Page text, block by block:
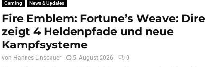
Gaming News & Updates
Fire Emblem: Fortune’s Weave:
zeigt 4 Heldenpfade und neue
Kampfsysteme
von Hannes Linsbauer 5. August 2026 0